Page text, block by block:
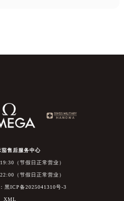
茄售后服务中心
（节假日正常营业）
（节假日正常营业）
黑ICP备2025041310号-3
XML